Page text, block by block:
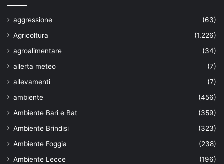
aggressione
(63)
Agricoltura
(1.226)
agroalimentare
(34)
allerta meteo
(7)
allevamenti
(7)
ambiente
(456)
Ambiente Bari e Bat
(359)
Ambiente Brindisi
(323)
Ambiente Foggia
(238)
Ambiente Lecce
(196)